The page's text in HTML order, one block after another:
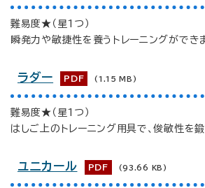
難易度★（星1つ）
瞬発力や敏捷性を養うトレーニングができ
ラダー PDF (1.15 MB)
難易度★（星1つ）
はしご上のトレーニング用具で、俊敏性を鍛
ユニカール PDF (93.66 KB)